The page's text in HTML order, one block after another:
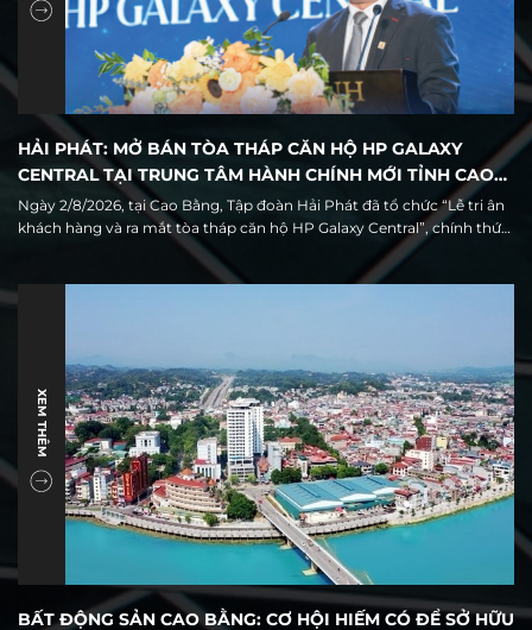
HẢI PHÁT: MỞ BÁN TÒA THÁP CĂN HỘ HP GALAXY
CENTRAL TẠI TRUNG TÂM HÀNH CHÍNH MỚI TỈNH CAO
BẰNG
Ngày 2/8/2026, tại Cao Bằng, Tập đoàn Hải Phát đã tổ chức “Lễ tri ân
khách hàng và ra mắt tòa tháp căn hộ HP Galaxy Central”, chính thức
giới thiệu ra thị trường 68 căn hộ thuộc tòa tháp cao tầng duy nhất
trong quần thể khu đô thị HP Galaxy Cao Bằng.
XEM THÊM
BẤT ĐỘNG SẢN CAO BẰNG: CƠ HỘI HIẾM CÓ ĐỂ SỞ HỮU